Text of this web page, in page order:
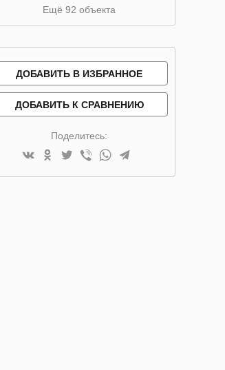
Ещё 92 объекта
ДОБАВИТЬ В ИЗБРАННОЕ
ДОБАВИТЬ К СРАВНЕНИЮ
Поделитесь: